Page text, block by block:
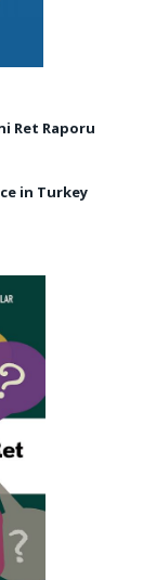
Ret Raporu
in Turkey